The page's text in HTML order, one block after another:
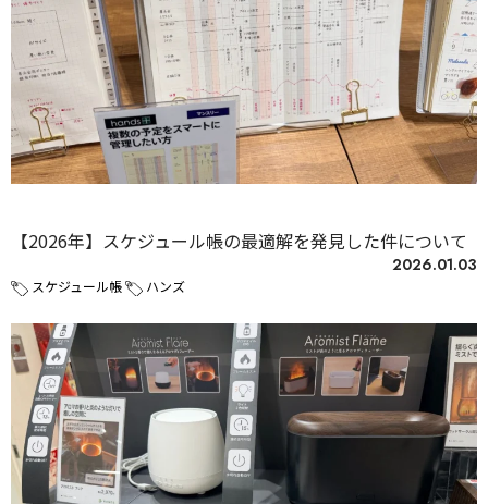
【2026年】スケジュール帳の最適解を発見した件について
2026.01.03
スケジュール帳 ハンズ